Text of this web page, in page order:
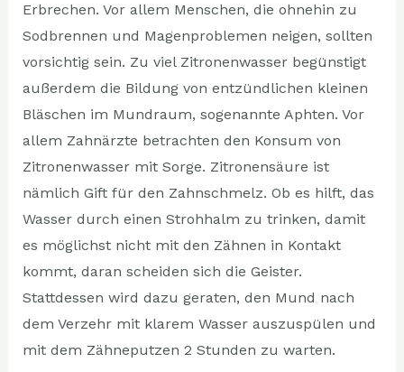
Erbrechen. Vor allem Menschen, die ohnehin zu
Sodbrennen und Magenproblemen neigen, sollten
vorsichtig sein. Zu viel Zitronenwasser begünstigt
außerdem die Bildung von entzündlichen kleinen
Bläschen im Mundraum, sogenannte Aphten. Vor
allem Zahnärzte betrachten den Konsum von
Zitronenwasser mit Sorge. Zitronensäure ist
nämlich Gift für den Zahnschmelz. Ob es hilft, das
Wasser durch einen Strohhalm zu trinken, damit
es möglichst nicht mit den Zähnen in Kontakt
kommt, daran scheiden sich die Geister.
Stattdessen wird dazu geraten, den Mund nach
dem Verzehr mit klarem Wasser auszuspülen und
mit dem Zähneputzen 2 Stunden zu warten.